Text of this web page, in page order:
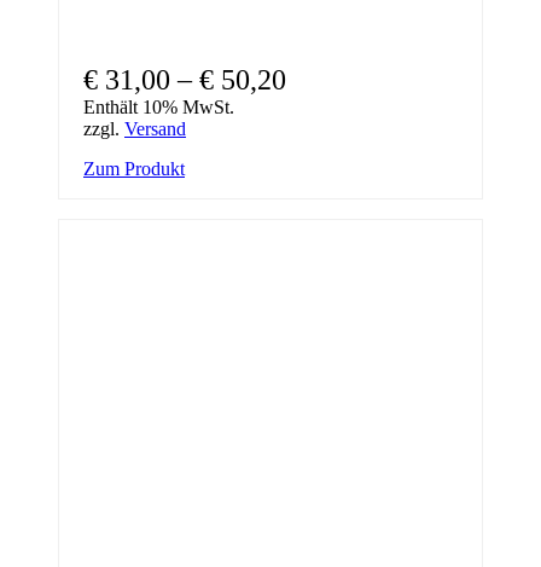
€ 31,00 –€ 50,20
Enthält 10% MwSt.
zzgl. Versand
Zum ProduktDieses